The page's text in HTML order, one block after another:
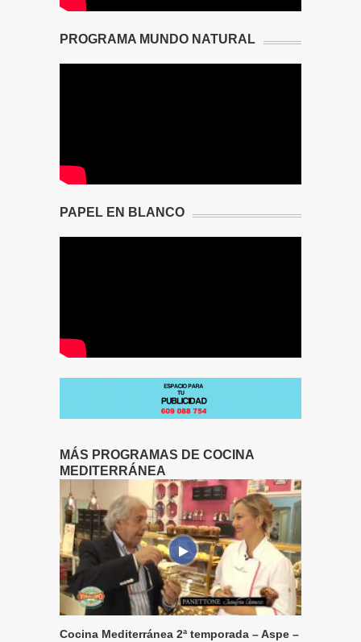
PROGRAMA MUNDO NATURAL
PAPEL EN BLANCO
MÁS PROGRAMAS DE COCINA
MEDITERRÁNEA
Cocina Mediterránea 2ª temporada – Aspe –